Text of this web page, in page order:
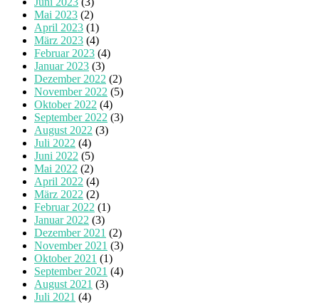
Mai 2023 (2)
April 2023 (1)
März 2023 (4)
Februar 2023 (4)
Januar 2023 (3)
Dezember 2022 (2)
November 2022 (5)
Oktober 2022 (4)
September 2022 (3)
August 2022 (3)
Juli 2022 (4)
Juni 2022 (5)
Mai 2022 (2)
April 2022 (4)
März 2022 (2)
Februar 2022 (1)
Januar 2022 (3)
Dezember 2021 (2)
November 2021 (3)
Oktober 2021 (1)
September 2021 (4)
August 2021 (3)
Juli 2021 (4)